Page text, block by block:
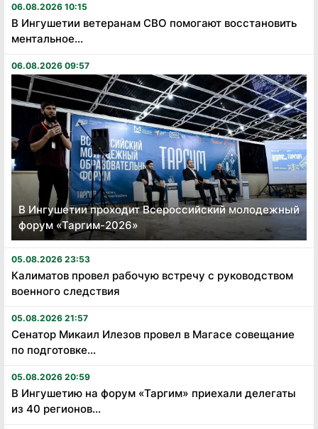
06.08.2026 10:15
В Ингушетии ветеранам СВО помогают восстановить
ментальное...
06.08.2026 09:57
В Ингушетии проходит Всероссийский молодежный
форум «Таргим-2026»
05.08.2026 23:53
Калиматов провел рабочую встречу с руководством
военного следствия
05.08.2026 21:57
Сенатор Микаил Илезов провел в Магасе совещание
по подготовке...
05.08.2026 20:59
В Ингушетию на форум «Таргим» приехали делегаты
из 40 регионов...